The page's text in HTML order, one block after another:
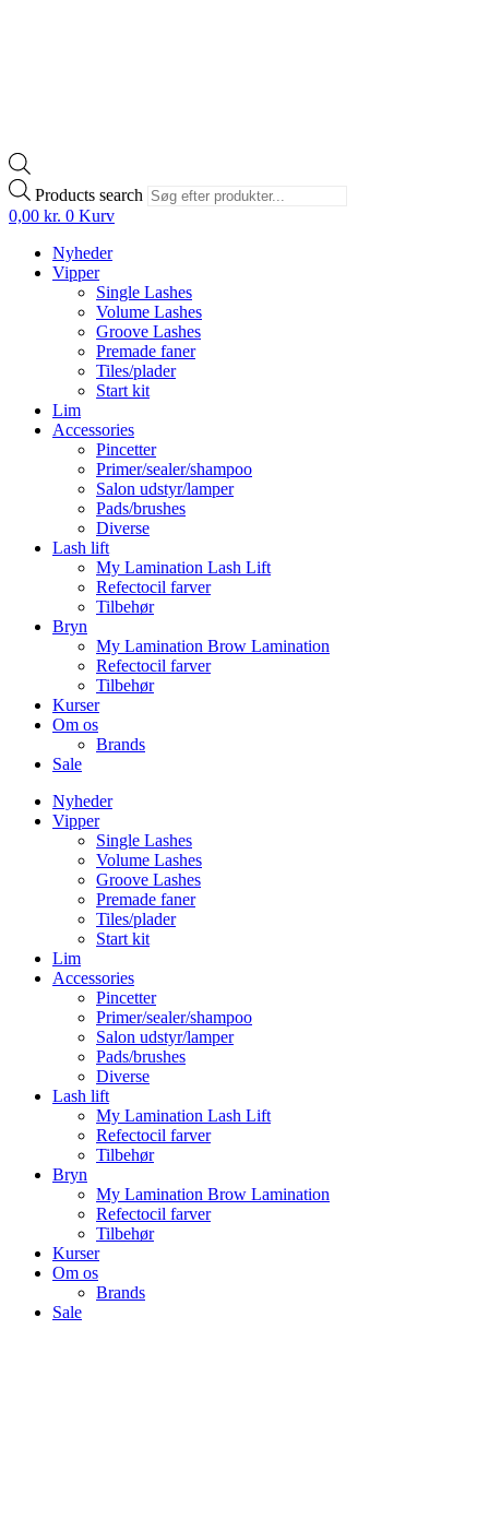
Products search
0,00 kr. 0 Kurv
Nyheder
Vipper
Single Lashes
Volume Lashes
Groove Lashes
Premade faner
Tiles/plader
Start kit
Lim
Accessories
Pincetter
Primer/sealer/shampoo
Salon udstyr/lamper
Pads/brushes
Diverse
Lash lift
My Lamination Lash Lift
Refectocil farver
Tilbehør
Bryn
My Lamination Brow Lamination
Refectocil farver
Tilbehør
Kurser
Om os
Brands
Sale
Nyheder
Vipper
Single Lashes
Volume Lashes
Groove Lashes
Premade faner
Tiles/plader
Start kit
Lim
Accessories
Pincetter
Primer/sealer/shampoo
Salon udstyr/lamper
Pads/brushes
Diverse
Lash lift
My Lamination Lash Lift
Refectocil farver
Tilbehør
Bryn
My Lamination Brow Lamination
Refectocil farver
Tilbehør
Kurser
Om os
Brands
Sale